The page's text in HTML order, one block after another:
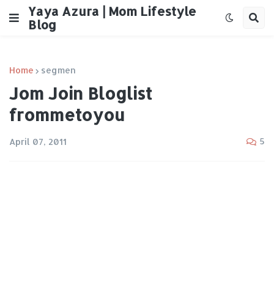
Yaya Azura | Mom Lifestyle
Blog
Home segmen
Jom Join Bloglist
frommetoyou
April 07, 2011 5